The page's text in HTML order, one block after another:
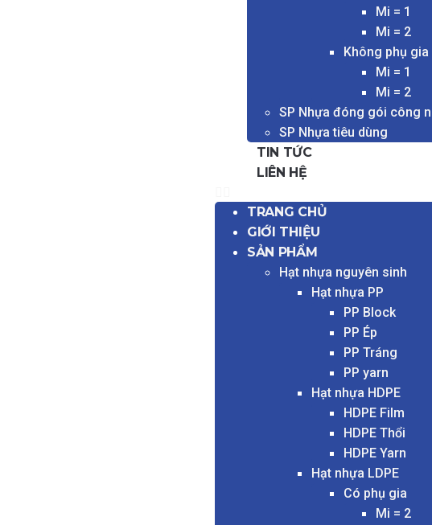
Mi = 1
Mi = 2
Không phụ gia
Mi = 1
Mi = 2
SP Nhựa đóng gói công
SP Nhựa tiêu dùng
TIN TỨC
LIÊN HỆ
TRANG CHỦ
GIỚI THIỆU
SẢN PHẨM
Hạt nhựa nguyên sinh
Hạt nhựa PP
PP Block
PP Ép
PP Tráng
PP yarn
Hạt nhựa HDPE
HDPE Film
HDPE Thổi
HDPE Yarn
Hạt nhựa LDPE
Có phụ gia
Mi = 2